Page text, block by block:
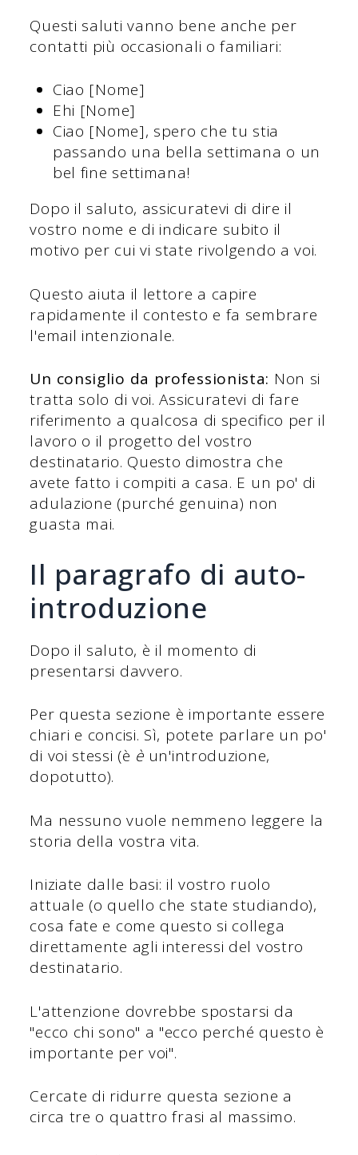
Questi saluti vanno bene anche per
contatti più occasionali o familiari:
Ciao [Nome]
Ehi [Nome]
Ciao [Nome], spero che tu stia
passando una bella settimana o un
bel fine settimana!
Dopo il saluto, assicuratevi di dire il
vostro nome e di indicare subito il
motivo per cui vi state rivolgendo a voi.
Questo aiuta il lettore a capire
rapidamente il contesto e fa sembrare
l'email intenzionale.
Un consiglio da professionista: Non si
tratta solo di voi. Assicuratevi di fare
riferimento a qualcosa di specifico per il
lavoro o il progetto del vostro
destinatario. Questo dimostra che
avete fatto i compiti a casa. E un po' di
adulazione (purché genuina) non
guasta mai.
Il paragrafo di auto-
introduzione
Dopo il saluto, è il momento di
presentarsi davvero.
Per questa sezione è importante essere
chiari e concisi. Sì, potete parlare un po'
di voi stessi (è è un'introduzione,
dopotutto).
Ma nessuno vuole nemmeno leggere la
storia della vostra vita.
Iniziate dalle basi: il vostro ruolo
attuale (o quello che state studiando),
cosa fate e come questo si collega
direttamente agli interessi del vostro
destinatario.
L'attenzione dovrebbe spostarsi da
"ecco chi sono" a "ecco perché questo è
importante per voi".
Cercate di ridurre questa sezione a
circa tre o quattro frasi al massimo.